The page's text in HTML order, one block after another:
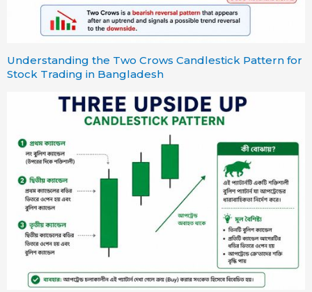
Understanding the Two Crows Candlestick Pattern for
Stock Trading in Bangladesh